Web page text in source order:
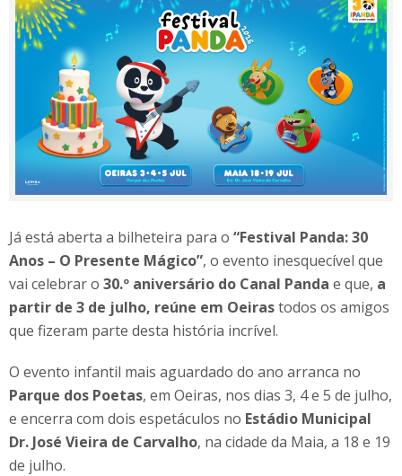
Já está aberta a bilheteira para o “Festival Panda: 30
Anos – O Presente Mágico”, o evento inesquecível que
vai celebrar o 30.º aniversário do Canal Panda e que, a
partir de 3 de julho, reúne em Oeirastodos os amigos
que fizeram parte desta história incrível.
O evento infantil mais aguardado do ano arranca no
Parque dos Poetas, em Oeiras, nos dias 3, 4 e 5 de julho,
e encerra com dois espetáculos no Estádio Municipal
Dr. José Vieira de Carvalho, na cidade da Maia, a 18 e 19
de julho.